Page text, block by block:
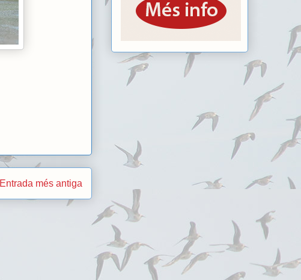
Entrada més antiga